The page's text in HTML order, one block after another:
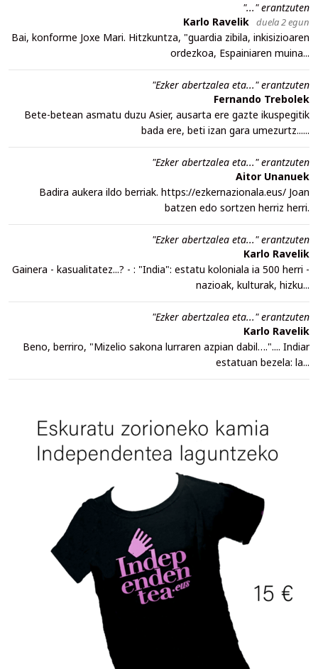
"..." erantzuten
Karlo Ravelik duela 2 egun
Bai, konforme Joxe Mari. Hitzkuntza, "guardia zibila, inkisizioaren
ordezkoa, Espainiaren muina...
"Ezker abertzalea eta..." erantzuten
Fernando Trebolek
Bete-betean asmatu duzu Asier, ausarta ere gazte ikuspegitik
bada ere, beti izan gara umezurtz......
"Ezker abertzalea eta..." erantzuten
Aitor Unanuek
Badira aukera ildo berriak. https://ezkernazionala.eus/ Joan
batzen edo sortzen herriz herri.
"Ezker abertzalea eta..." erantzuten
Karlo Ravelik
Gainera - kasualitatez...? - : "India": estatu koloniala ia 500 herri -
nazioak, kulturak, hizku...
"Ezker abertzalea eta..." erantzuten
Karlo Ravelik
Beno, berriro, "Mizelio sakona lurraren azpian dabil….".... Indiar
estatuan bezela: la...